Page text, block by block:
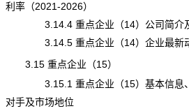
利率（2021-2026）
3.14.4 重点企业（14）公司简介
3.14.5 重点企业（14）企业最新
3.15 重点企业（15）
3.15.1 重点企业（15）基本信息、
对手及市场地位